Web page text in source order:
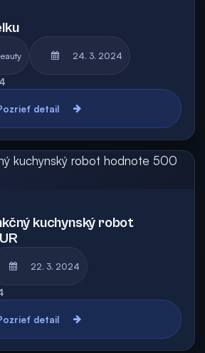
24. 3. 2024
detail
kuchynský robot
22. 3. 2024
detail